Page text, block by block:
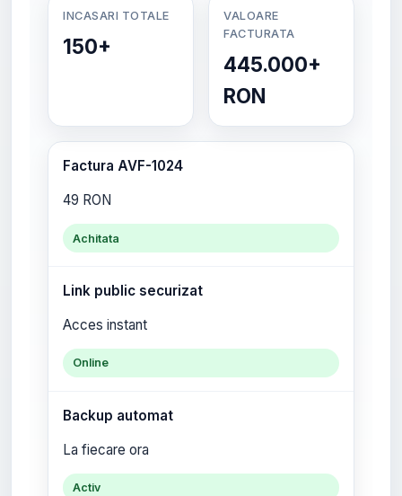
INCASARI TOTALE
150+
VALOARE
FACTURATA
445.000+
RON
Factura AVF-1024
49 RON
Achitata
Link public securizat
Acces instant
Online
Backup automat
La fiecare ora
Activ